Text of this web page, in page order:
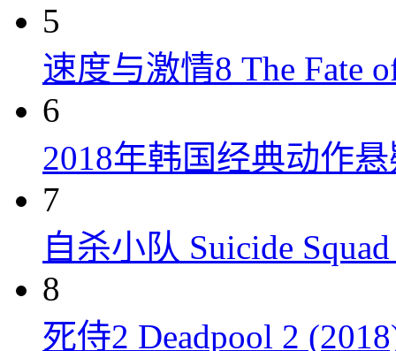
5
速度与激情8 The Fate
6
2018年韩国经典动作
7
自杀小队 Suicide
8
死侍2 Deadpool 2